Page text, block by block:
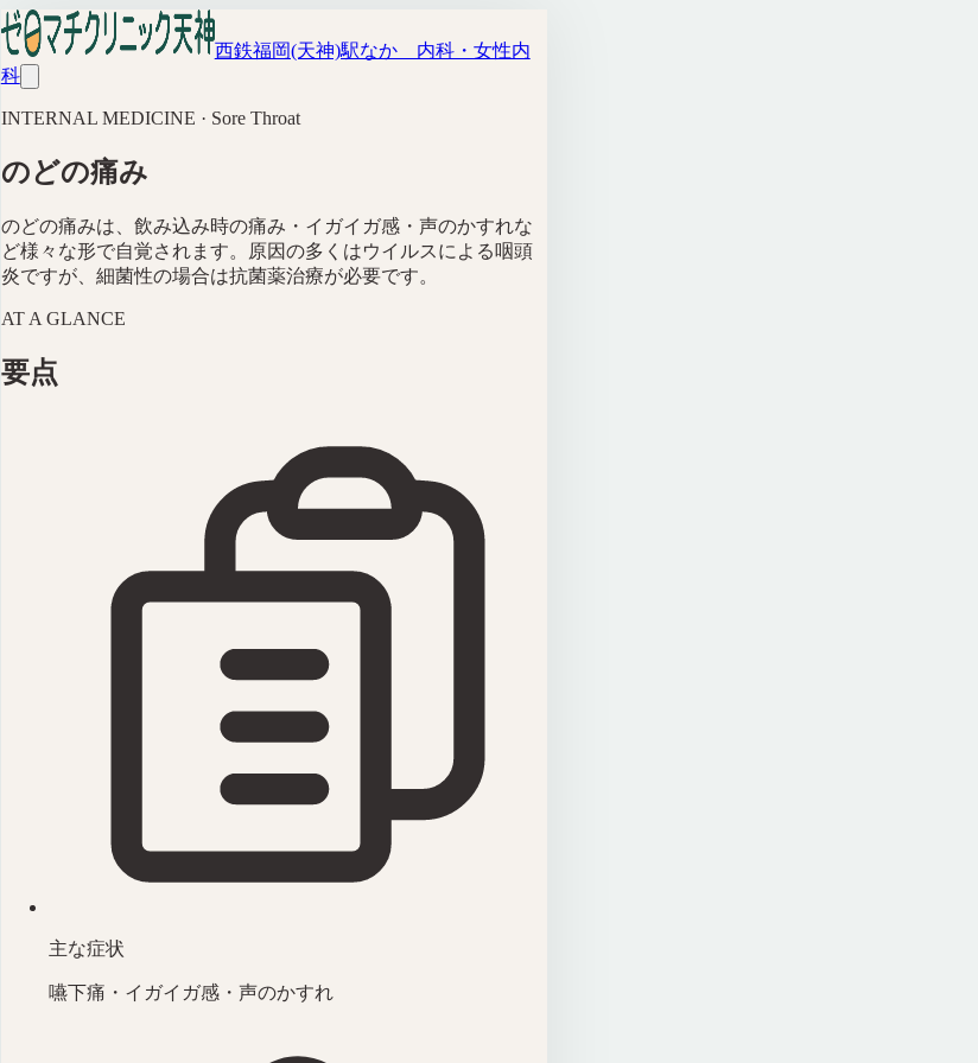
西鉄福岡(天神)駅なか 内科・女性内
科
INTERNAL MEDICINE · Sore Throat
のどの痛み
のどの痛みは、飲み込み時の痛み・イガイガ感・声のかすれな
ど様々な形で自覚されます。原因の多くはウイルスによる咽頭
炎ですが、細菌性の場合は抗菌薬治療が必要です。
AT A GLANCE
要点
主な症状
嚥下痛・イガイガ感・声のかすれ